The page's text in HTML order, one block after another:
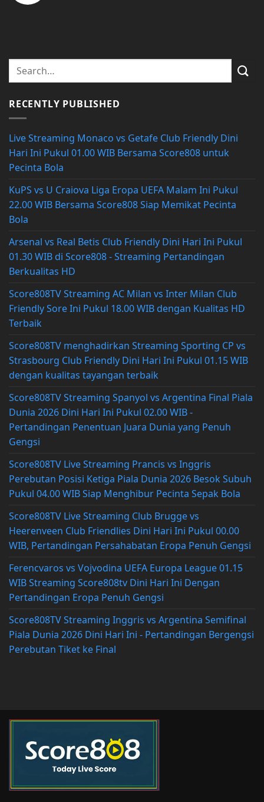
RECENTLY PUBLISHED
Live Streaming Monaco vs Getafe Club Friendly Dini
Hari Ini Pukul 01.00 WIB Bersama Score808 untuk
Pecinta Bola
KuPS vs U Craiova Liga Eropa UEFA Malam Ini Pukul
22.00 WIB Bersama Score808 Siap Memikat Pecinta
Bola
Arsenal vs Real Betis Club Friendly Dini Hari Ini Pukul
01.30 WIB di Score808 - Streaming Pertandingan
Berkualitas HD
Score808TV Streaming AC Milan vs Inter Milan Club
Friendly Sore Ini Pukul 18.00 WIB dengan Kualitas HD
Terbaik
Score808TV menghadirkan Streaming Sporting CP vs
Strasbourg Club Friendly Dini Hari Ini Pukul 01.15 WIB
dengan kualitas tayangan terbaik
Score808TV Streaming Spanyol vs Argentina Final Piala
Dunia 2026 Dini Hari Ini Pukul 02.00 WIB -
Pertandingan Penentuan Juara Dunia yang Penuh
Gengsi
Score808TV Live Streaming Prancis vs Inggris
Perebutan Posisi Ketiga Piala Dunia 2026 Besok Subuh
Pukul 04.00 WIB Siap Menghibur Pecinta Sepak Bola
Score808TV Live Streaming Club Brugge vs
Heerenveen Club Friendlies Dini Hari Ini Pukul 00.00
WIB, Pertandingan Persahabatan Eropa Penuh Gengsi
Ferencvaros vs Vojvodina UEFA Europa League 01.15
WIB Streaming Score808tv Dini Hari Ini Dengan
Pertandingan Eropa Penuh Gengsi
Score808TV Streaming Inggris vs Argentina Semifinal
Piala Dunia 2026 Dini Hari Ini - Pertandingan Bergengsi
Perebutan Tiket ke Final